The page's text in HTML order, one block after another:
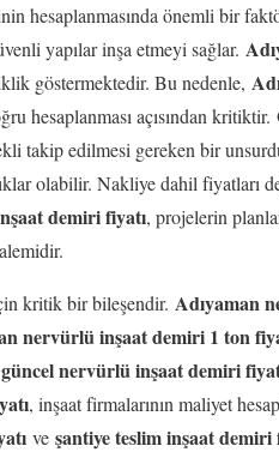
hesaplanmasında önemli bir
yapılar inşa etmeyi sağlar.
göstermektedir. Bu nedenle,
hesaplanması açısından kritiktir.
takip edilmesi gereken bir
olabilir. Nakliye dahil fiyatları
demiri fiyatı, projelerin
kritik bir bileşendir. Adıyaman
nervürlü inşaat demiri 1 ton
nervürlü inşaat demiri
, inşaat firmalarının maliyet
ve şantiye teslim inşaat demiri